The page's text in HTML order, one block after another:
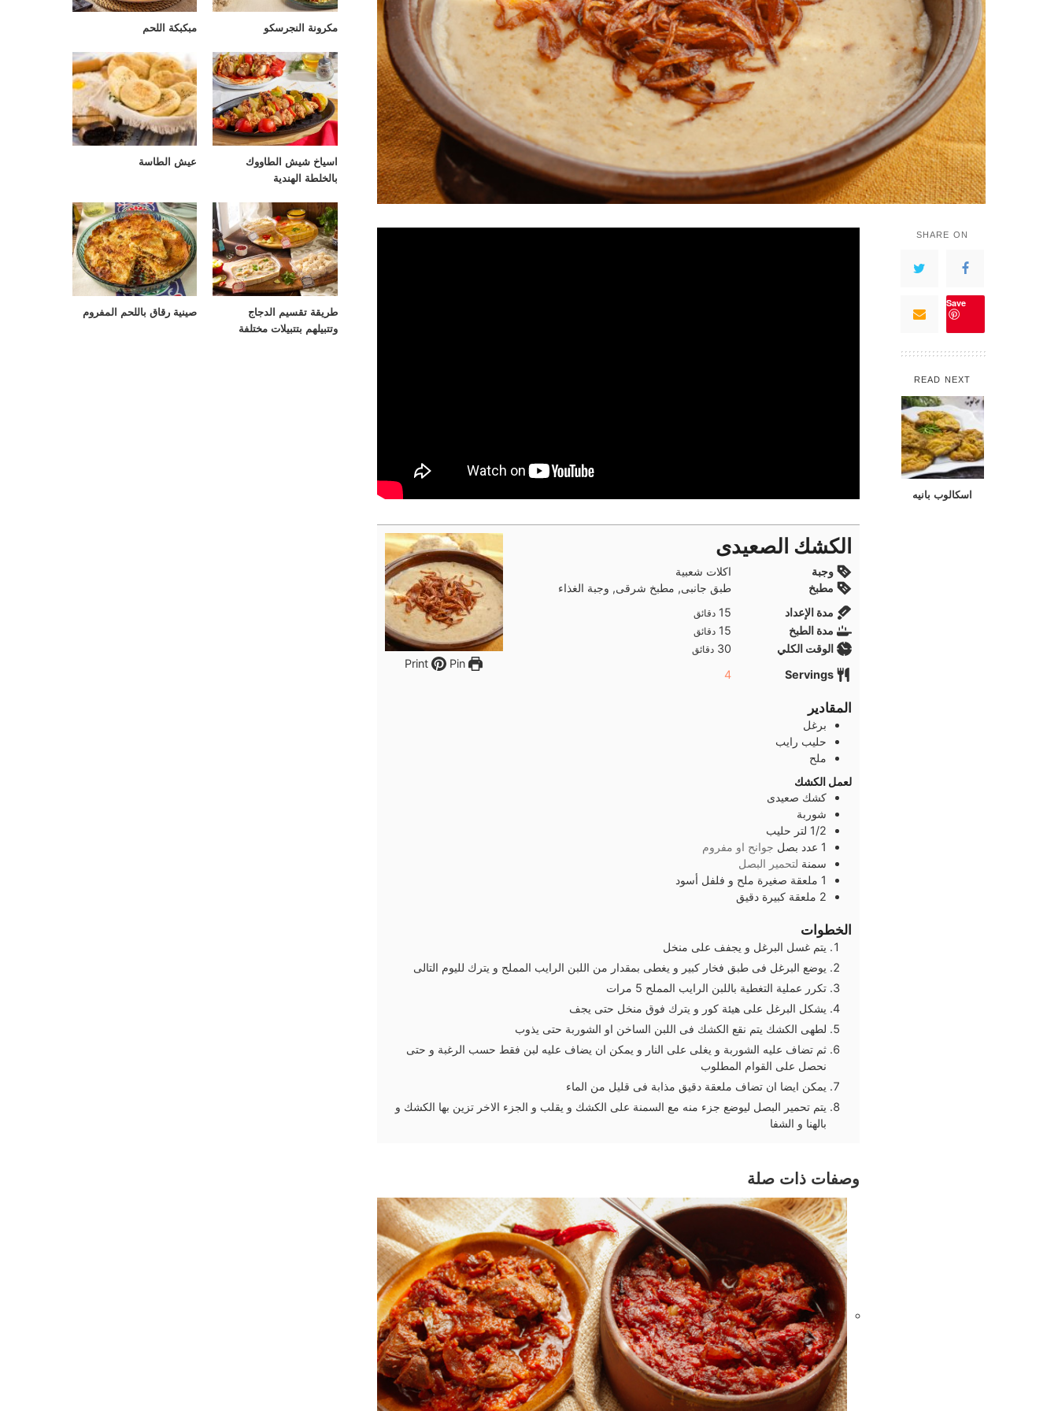
SHARE ON
Save
READ NEXT
اسكالوب بانيه
Print
Pin
الكشك الصعيدى
وجبة
اكلات شعبية
مطبخ
طبق جانبى, مطبخ شرقى, وجبة الغذاء
مدة الإعداد
15دقائق
دقائق
مدة الطبخ 15دقائق
دقائق
الوقت الكلي 30دقائق
دقائق
Servings
4
المقادير
برغل
حليب رايب
ملح
لعمل الكشك
كشك صعيدى
شوربة
1/2 لتر حليب
1 عدد بصل جوانح او مفروم
سمنة لتحمير البصل
1 ملعقة صغيرة ملح و فلفل أسود
2 ملعقة كبيرة دقيق
الخطوات
يتم غسل البرغل و يجفف على منخل
يوضع البرغل فى طبق فخار كبير و يغطى بمقدار من اللبن الرايب المملح و يترك لليوم التالى
تكرر عملية التغطية باللبن الرايب المملح 5 مرات
يشكل البرغل على هيئة كور و يترك فوق منخل حتى يجف
لطهى الكشك يتم نقع الكشك فى اللبن الساخن او الشوربة حتى يذوب
ثم تضاف عليه الشوربة و يغلى على النار و يمكن ان يضاف عليه لبن فقط حسب الرغبة و حتى
نحصل على القوام المطلوب
يمكن ايضا ان تضاف ملعقة دقيق مذابة فى قليل من الماء
يتم تحمير البصل ليوضع جزء منه مع السمنة على الكشك و يقلب و الجزء الاخر تزين بها الكشك و
بالهنا و الشفا
وصفات ذات صلة
مكرونة النجرسكو مبكبكة اللحم
اسياخ شيش الطاووك
بالخلطة الهندية
عيش الطاسة
طريقة تقسيم الدجاج
وتتبيلهم بتتبيلات مختلفة
صينية رقاق باللحم المفروم